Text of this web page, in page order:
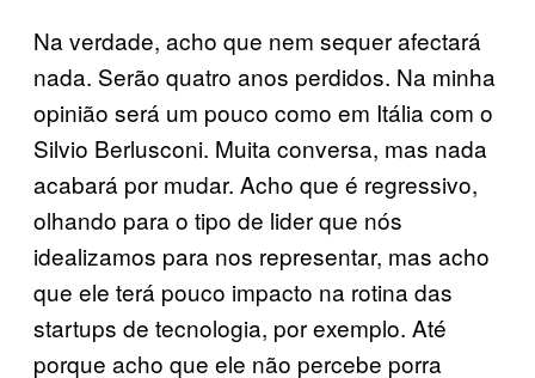
Na verdade, acho que nem sequer afectará
nada. Serão quatro anos perdidos. Na minha
opinião será um pouco como em Itália com o
Silvio Berlusconi. Muita conversa, mas nada
acabará por mudar. Acho que é regressivo,
olhando para o tipo de lider que nós
idealizamos para nos representar, mas acho
que ele terá pouco impacto na rotina das
startups de tecnologia, por exemplo. Até
porque acho que ele não percebe porra